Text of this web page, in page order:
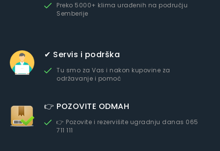
Preko 5000+ klima urađenih na području
Semberije
✔ Servis i podrška
Tu smo za Vas i nakon kupovine za
održavanje i pomoć
👉 POZOVITE ODMAH
👉 Pozovite i rezervišite ugradnju danas 065
711 111